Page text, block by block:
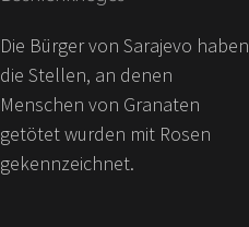
Die Bürger von Sarajevo haben
die Stellen, an denen
Menschen von Granaten
getötet wurden mit Rosen
gekennzeichnet.